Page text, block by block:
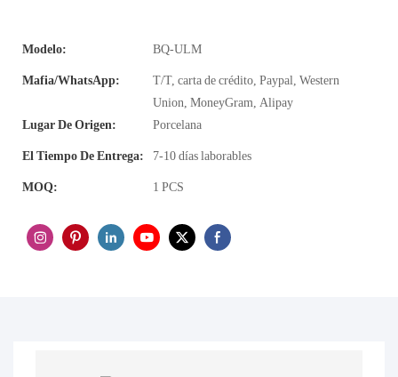
Modelo: BQ-ULM
Mafia/WhatsApp:
T/T, carta de crédito, Paypal, Western
Union, MoneyGram, Alipay
Lugar De Origen:
Porcelana
El Tiempo De Entrega: 7-10 días laborables
MOQ: 1 PCS